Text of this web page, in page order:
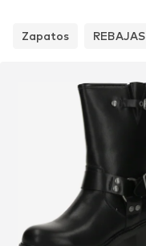
Zapatos REBAJAS